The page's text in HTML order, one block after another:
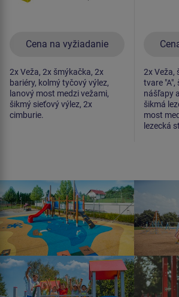
Cena na vyžiadanie
2x Veža, 2x šmýkačka, 2x
bariéry, kolmý tyčový výlez,
lanový most medzi vežami,
šikmý sieťový výlez, 2x
cimburie.
2x Veža,
tvare
nášľapy
šikmá
most
lezecká